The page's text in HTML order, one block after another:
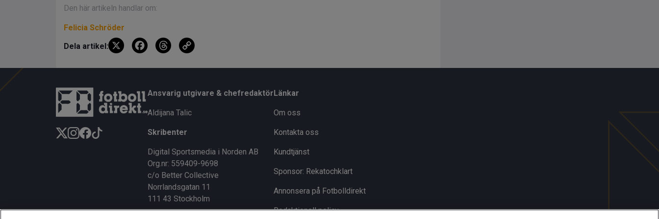
Den här artikeln handlar om:
Felicia Schröder
Dela artikel:
X
F
b
o
k
T
a
d
Li
Ansvarig utgivare & chefredaktör
Aldijana Talic
Skribenter
Digital Sportsmedia i Norden AB
Org.nr: 559409-9698
c/o Better Collective
Norrlandsgatan 11
111 43 Stockholm
Länkar
Om oss
Kontakta oss
Kundtjänst
Sponsor: Rekatochklart
Annonsera på Fotbolldirekt
Redaktionell policy